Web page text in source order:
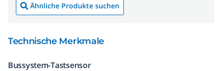
Ähnliche Produkte suchen
Technische Merkmale
Bussystem-Tastsensor